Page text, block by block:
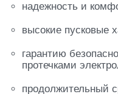
надежность и
высокие пусковые
гарантию
протечками
продолжительный